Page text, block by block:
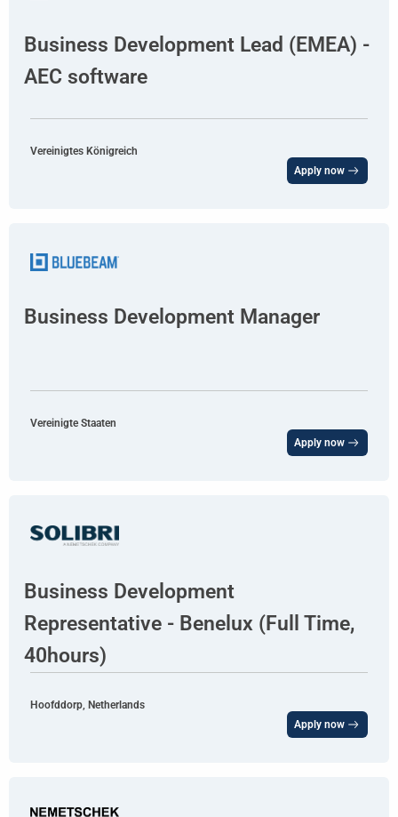
Business Development Lead (EMEA) -
AEC software
Vereinigtes Königreich
Apply now
Business Development Manager
Vereinigte Staaten
Apply now
Business Development
Representative - Benelux (Full Time,
40hours)
Hoofddorp, Netherlands
Apply now